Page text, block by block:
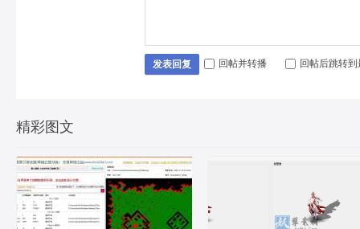
发表回复 回帖并转播 回帖后跳转
精彩图文